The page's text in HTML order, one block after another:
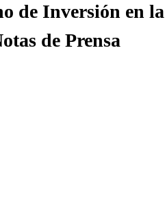
de Inversión en la
de Prensa